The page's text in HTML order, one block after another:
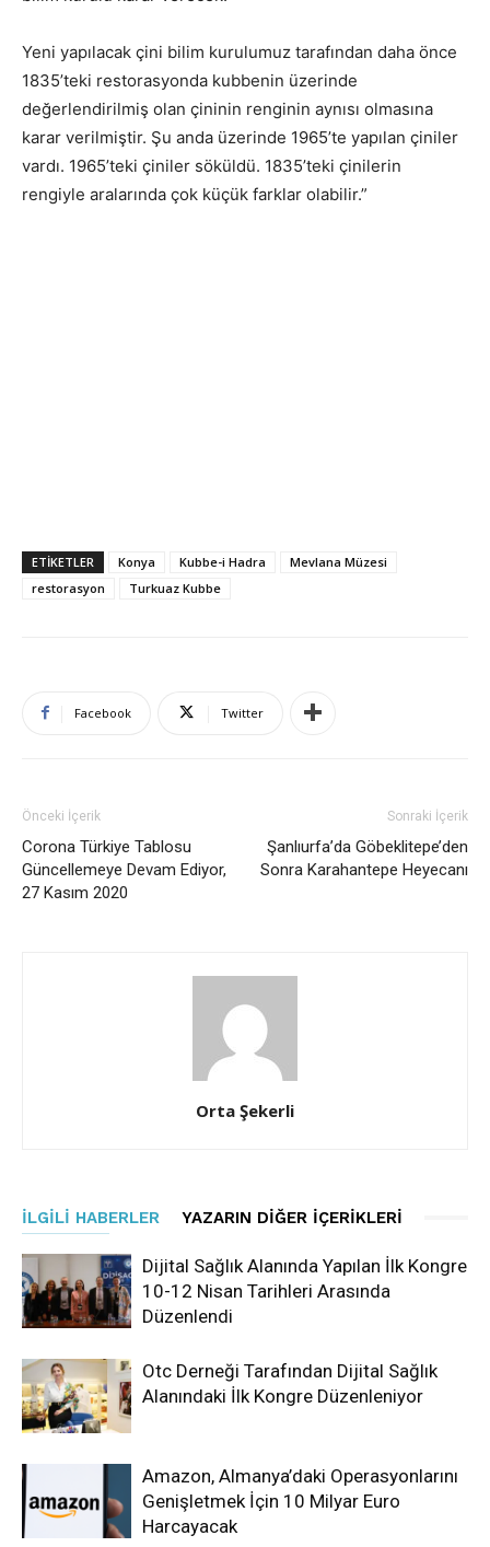
Yeni yapılacak çini bilim kurulumuz tarafından daha önce
1835’teki restorasyonda kubbenin üzerinde
değerlendirilmiş olan çininin renginin aynısı olmasına
karar verilmiştir. Şu anda üzerinde 1965’te yapılan çiniler
vardı. 1965’teki çiniler söküldü. 1835’teki çinilerin
rengiyle aralarında çok küçük farklar olabilir.”
ETIKETLER Konya Kubbe-i Hadra
Mevlana Müzesi
restorasyon
Turkuaz Kubbe
Facebook Twitter
Önceki İçerik
Corona Türkiye Tablosu
Güncellemeye Devam Ediyor,
27 Kasım 2020
Sonraki İçerik
Şanlıurfa’da Göbeklitepe’den
Sonra Karahantepe Heyecanı
Orta Şekerli
İLGILI HABERLER YAZARIN DIĞER İÇERIKLERI
Dijital Sağlık Alanında Yapılan İlk Kongre
10-12 Nisan Tarihleri Arasında
Düzenlendi
Otc Derneği Tarafından Dijital Sağlık
Alanındaki İlk Kongre Düzenleniyor
Amazon, Almanya’daki Operasyonlarını
Genişletmek İçin 10 Milyar Euro
Harcayacak